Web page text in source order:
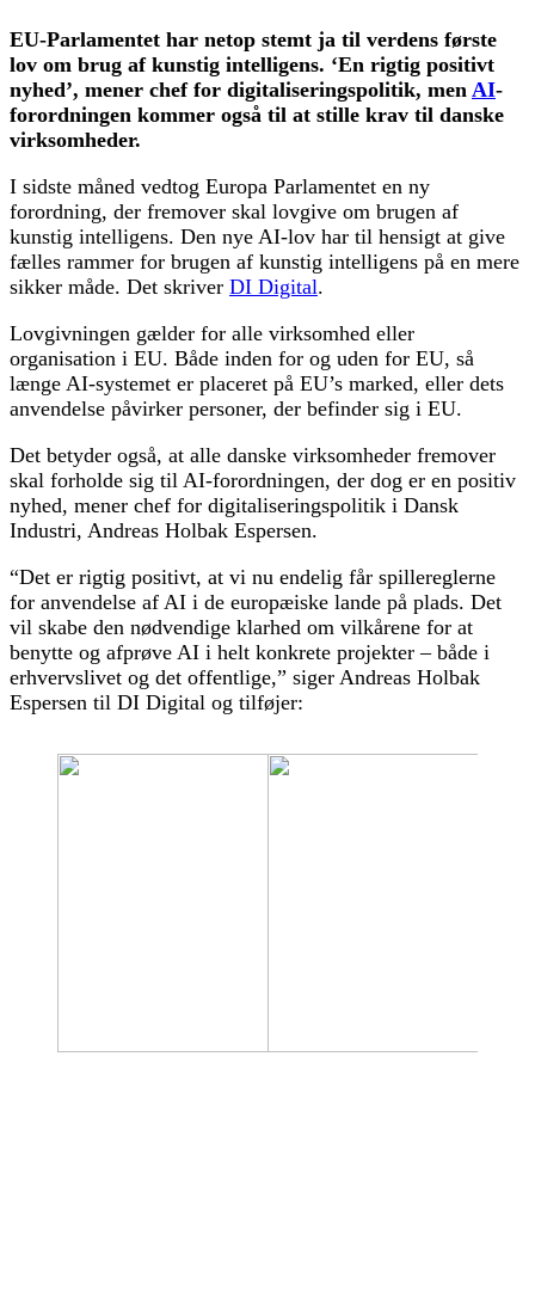
EU-Parlamentet har netop stemt ja til verdens første
lov om brug af kunstig intelligens. ‘En rigtig positivt
nyhed’, mener chef for digitaliseringspolitik, men AI-
forordningen kommer også til at stille krav til danske
virksomheder.
I sidste måned vedtog Europa Parlamentet en ny
forordning, der fremover skal lovgive om brugen af
kunstig intelligens. Den nye AI-lov har til hensigt at give
fælles rammer for brugen af kunstig intelligens på en mere
sikker måde. Det skriver DI Digital.
Lovgivningen gælder for alle virksomhed eller
organisation i EU. Både inden for og uden for EU, så
længe AI-systemet er placeret på EU’s marked, eller dets
anvendelse påvirker personer, der befinder sig i EU.
Det betyder også, at alle danske virksomheder fremover
skal forholde sig til AI-forordningen, der dog er en positiv
nyhed, mener chef for digitaliseringspolitik i Dansk
Industri, Andreas Holbak Espersen.
“Det er rigtig positivt, at vi nu endelig får spillereglerne
for anvendelse af AI i de europæiske lande på plads. Det
vil skabe den nødvendige klarhed om vilkårene for at
benytte og afprøve AI i helt konkrete projekter – både i
erhvervslivet og det offentlige,” siger Andreas Holbak
Espersen til DI Digital og tilføjer: